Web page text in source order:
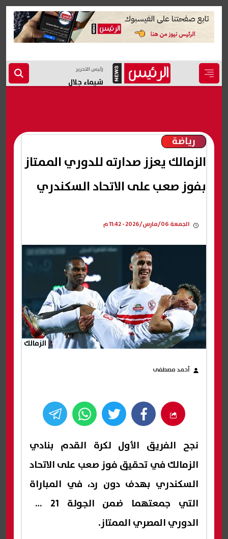
رئيس التحرير
شيماء جلال
رياضة
الزمالك يعزز صدارته للدوري الممتاز
بفوز صعب على الاتحاد السكندري
الجمعة 06/مارس/2026 - 11:42 م
الزمالك
أحمد مصطفى
نجح الفريق الأول لكرة القدم بنادي
الزمالك في تحقيق فوز صعب على الاتحاد
السكندري بهدف دون رد، في المباراة
التي جمعتهما ضمن الجولة 21 من
الدوري المصري الممتاز.